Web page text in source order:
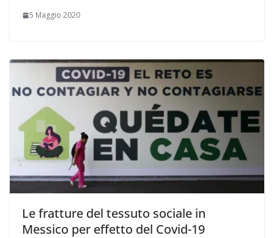
5 Maggio 2020
Le fratture del tessuto sociale in
Messico per effetto del Covid-19